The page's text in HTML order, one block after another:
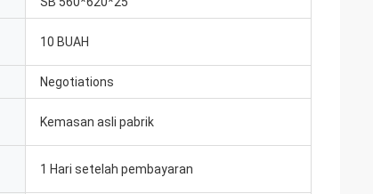
10 BUAH
Negotiations
Kemasan asli pabrik
1 Hari setelah pembayaran